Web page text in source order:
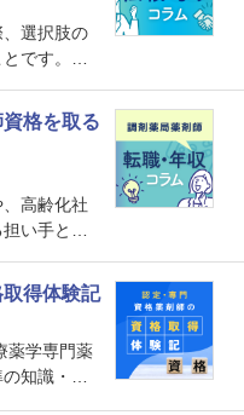
選択肢の
です。し
ません。
」といわ
・キャリ
格を取る
高齢化社
い手とし
剤師という
どんな資格
のような
取得体験記
薬学専門薬
知識・技